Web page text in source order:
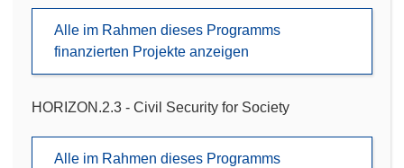
Alle im Rahmen dieses Programms
finanzierten Projekte anzeigen
HORIZON.2.3 - Civil Security for Society
Alle im Rahmen dieses Programms